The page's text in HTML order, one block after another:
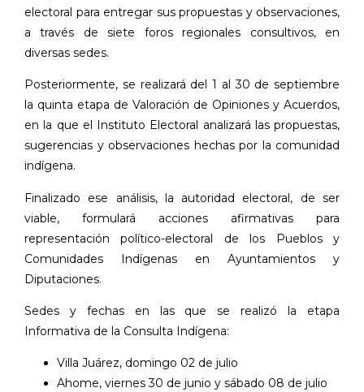
electoral para entregar sus propuestas y observaciones,
a través de siete foros regionales consultivos, en
diversas sedes.
Posteriormente, se realizará del 1 al 30 de septiembre
la quinta etapa de Valoración de Opiniones y Acuerdos,
en la que el Instituto Electoral analizará las propuestas,
sugerencias y observaciones hechas por la comunidad
indígena.
Finalizado ese análisis, la autoridad electoral, de ser
viable, formulará acciones afirmativas para
representación político-electoral de los Pueblos y
Comunidades Indígenas en Ayuntamientos y
Diputaciones.
Sedes y fechas en las que se realizó la etapa
Informativa de la Consulta Indígena:
Villa Juárez, domingo 02 de julio
Ahome, viernes 30 de junio y sábado 08 de julio